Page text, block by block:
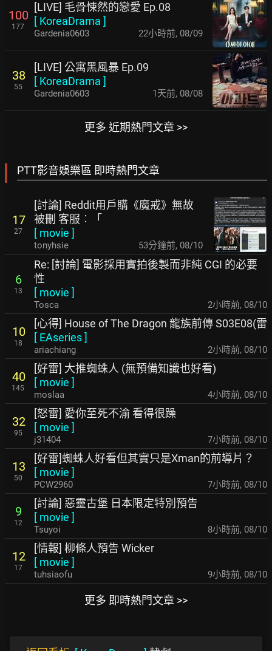
100
177
[LIVE] 毛骨悚然的戀愛 Ep.08
[ KoreaDrama ]
Gardenia0603 22小時前, 08/09
38
55
[LIVE] 公寓黑風暴 Ep.09
[ KoreaDrama ]
Gardenia0603 1天前, 08/08
更多 近期熱門文章 >>
PTT影音娛樂區 即時熱門文章
17
27
[討論] Reddit用戶購《魔戒》無故
被刪 客服︰「
[ movie ]
tonyhsie 53分鐘前, 08/10
6
13
Re: [討論] 電影採用實拍後製而非純 CGI 的必要
性
[ movie ]
Tosca 2小時前, 08/10
10
18
[心得] House of The Dragon 龍族前傳 S03E08(雷
[ EAseries]
ariachiang 2小時前, 08/10
40
145
[好雷] 大推蜘蛛人 (無預備知識也好看)
[ movie ]
moslaa 4小時前, 08/10
32
95
[怒雷] 愛你至死不渝 看得很躁
[ movie ]
j31404 7小時前, 08/10
13
50
[好雷]蜘蛛人好看但其實只是Xman的前導片？
[ movie ]
PCW2960 7小時前, 08/10
9
12
[討論] 惡靈古堡 日本限定特別預告
[ movie ]
Tsuyoi 8小時前, 08/10
12
17
[情報] 柳條人預告 Wicker
[ movie ]
tuhsiaofu 9小時前, 08/10
更多 即時熱門文章 >>